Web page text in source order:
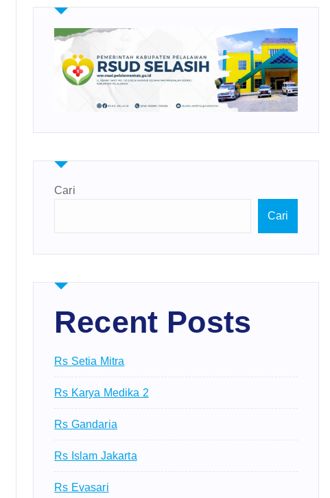
Cari
Cari
Recent Posts
Rs Setia Mitra
Rs Karya Medika 2
Rs Gandaria
Rs Islam Jakarta
Rs Evasari